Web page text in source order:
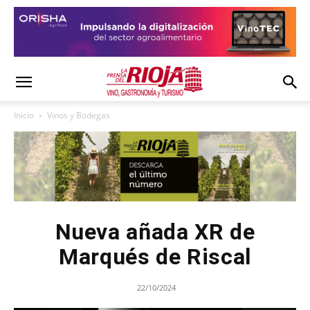
Inicio Vinos y Bodegas
Nueva añada XR de
Marqués de Riscal
22/10/2024